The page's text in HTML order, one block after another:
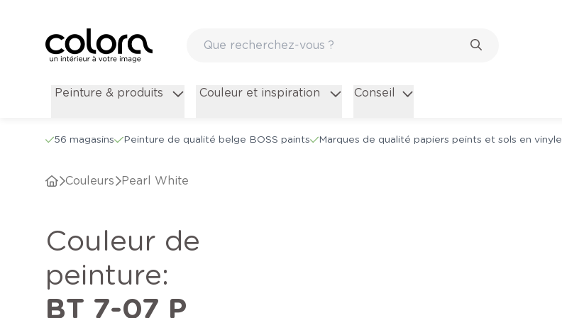
Peinture & produits Couleur et inspiration Conseil
56 magasins Peinture de qualité belge BOSS paints Marques de qualité papiers peints et sols en vinyle
Couleurs Pearl White
Couleur de
peinture:
BT 7-07 P